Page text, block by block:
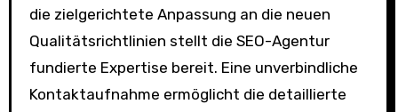
die zielgerichtete Anpassung an die neuen
Qualitätsrichtlinien stellt die SEO-Agentur
fundierte Expertise bereit. Eine unverbindliche
Kontaktaufnahme ermöglicht die detaillierte